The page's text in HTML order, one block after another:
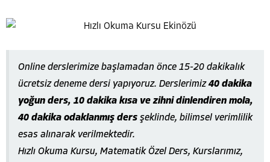
Online derslerimize başlamadan önce 15-20 dakikalık
ücretsiz deneme dersi yapıyoruz. Derslerimiz40 dakika
yoğun ders, 10 dakika kısa ve zihni dinlendiren mola,
40 dakika odaklanmış ders şeklinde, bilimsel verimlilik
esas alınarak verilmektedir.
Hızlı Okuma Kursu, Matematik Özel Ders, Kurslarımız,